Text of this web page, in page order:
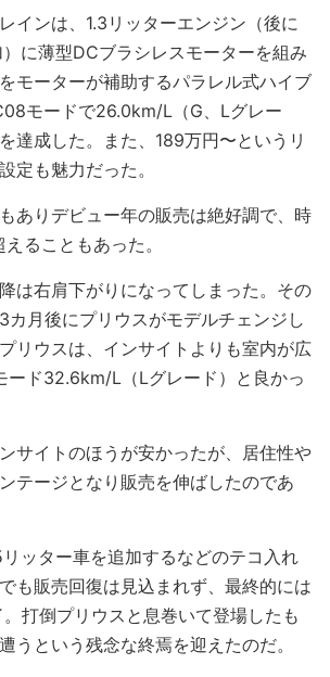
インは、1.3リッターエンジン（後に
に薄型DCブラシレスモーターを組み
モーターが補助するパラレル式ハイブ
モードで26.0km/L（G、Lグレー
達成した。また、189万円〜というリ
定も魅力だった。
ありデビュー年の販売は絶好調で、時
ることもあった。
は右肩下がりになってしまった。その
カ月後にプリウスがモデルチェンジし
リウスは、インサイトよりも室内が広
ード32.6km/L（Lグレード）と良かっ
サイトのほうが安かったが、居住性や
テージとなり販売を伸ばしたのであ
ッター車を追加するなどのテコ入れ
も販売回復は見込まれず、最終的には
打倒プリウスと息巻いて登場したも
うという残念な終焉を迎えたのだ。